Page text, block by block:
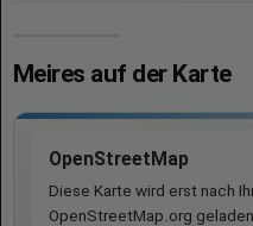
Meires auf der Karte
OpenStreetMap
Diese Karte wird erst nach
OpenStreetMap.org